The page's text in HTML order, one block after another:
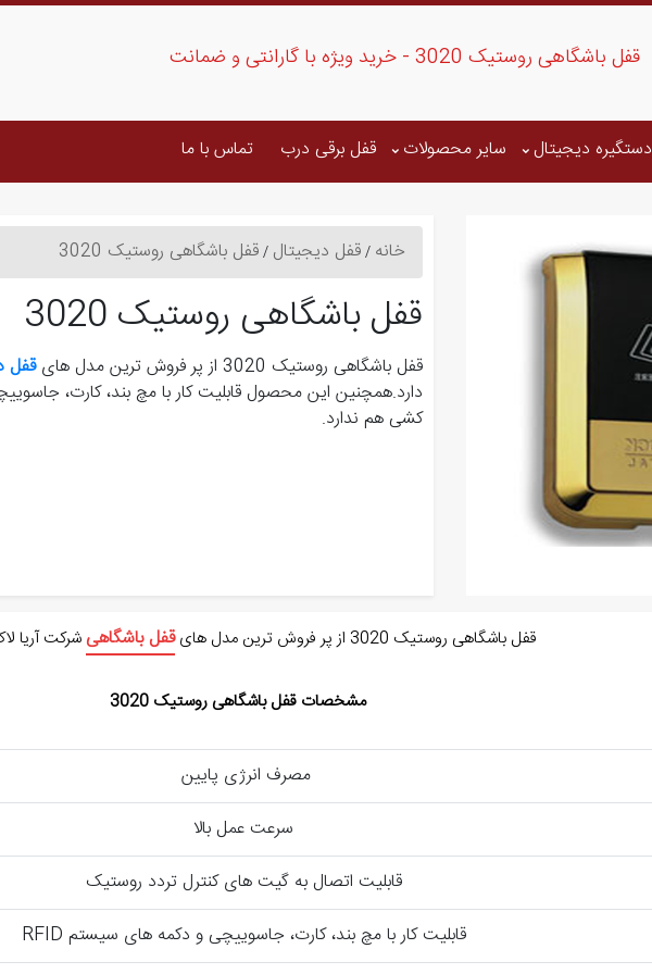
قفل باشگاهی روستیک 3020 - خرید ویژه با گارانتی و ضمانت
دستگیره دیجیتال سایر محصولات قفل برقی درب تماس با ما
خانه قفل دیجیتال قفل باشگاهی روستیک 3020
قفل باشگاهی روستیک 3020
قفل باشگاهی روستیک 3020 از پر فروش ترین مدل های قفل
کشی هم ندارد.
قفل باشگاهی روستیک 3020 از پر فروش ترین مدل های قفل باشگاهی شرکت آریا
مشخصات قفل باشگاهی روستیک 3020
مصرف انرژی پایین
سرعت عمل بالا
قابلیت اتصال به گیت های کنترل تردد روستیک
قابلیت کار با مچ بند، کارت، جاسوییچی و دکمه های سیستم RFID